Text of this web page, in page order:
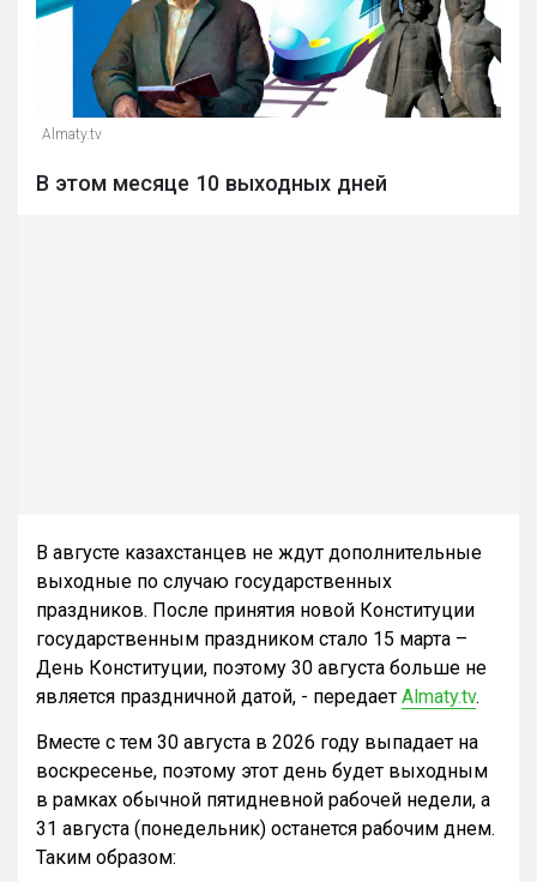
Almaty.tv
В этом месяце 10 выходных дней
В августе казахстанцев не ждут дополнительные
выходные по случаю государственных
праздников. После принятия новой Конституции
государственным праздником стало 15 марта –
День Конституции, поэтому 30 августа больше не
является праздничной датой, - передает Almaty.tv.
Вместе с тем 30 августа в 2026 году выпадает на
воскресенье, поэтому этот день будет выходным
в рамках обычной пятидневной рабочей недели, а
31 августа (понедельник) останется рабочим днем.
Таким образом: